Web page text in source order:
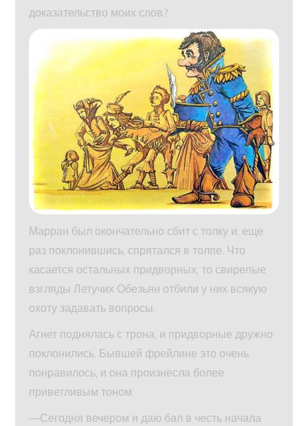
доказательство моих слов?
Марран был окончательно сбит с толку и, еще
раз поклонившись, спрятался в толпе. Что
касается остальных придворных, то свирепые
взгляды Летучих Обезьян отбили у них всякую
охоту задавать вопросы.
Агнет поднялась с трона, и придворные дружно
поклонились. Бывшей фрейлине это очень
понравилось, и она произнесла более
приветливым тоном:
—Сегодня вечером я даю бал в честь начала